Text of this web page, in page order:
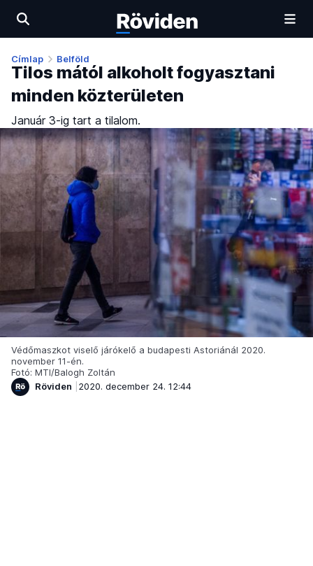
Címlap Belföld
Tilos mától alkoholt fogyasztani
minden közterületen
Január 3-ig tart a tilalom.
Védőmaszkot viselő járókelő a budapesti Astoriánál 2020.
november 11-én.
Fotó: MTI/Balogh Zoltán
Röviden
2020. december 24. 12:44